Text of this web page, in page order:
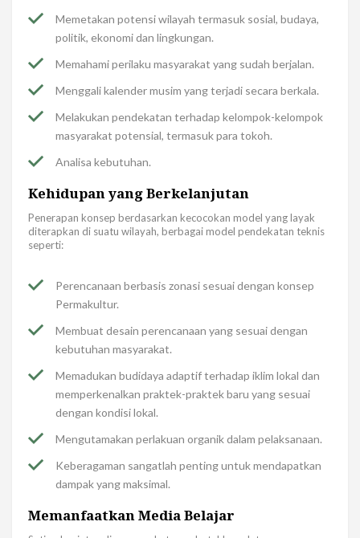
Memetakan potensi wilayah termasuk sosial, budaya,
politik, ekonomi dan lingkungan.
Memahami perilaku masyarakat yang sudah berjalan.
Menggali kalender musim yang terjadi secara berkala.
Melakukan pendekatan terhadap kelompok-kelompok
masyarakat potensial, termasuk para tokoh.
Analisa kebutuhan.
Kehidupan yang Berkelanjutan
Penerapan konsep berdasarkan kecocokan model yang layak
diterapkan di suatu wilayah, berbagai model pendekatan teknis
seperti:
Perencanaan berbasis zonasi sesuai dengan konsep
Permakultur.
Membuat desain perencanaan yang sesuai dengan
kebutuhan masyarakat.
Memadukan budidaya adaptif terhadap iklim lokal dan
memperkenalkan praktek-praktek baru yang sesuai
dengan kondisi lokal.
Mengutamakan perlakuan organik dalam pelaksanaan.
Keberagaman sangatlah penting untuk mendapatkan
dampak yang maksimal.
Memanfaatkan Media Belajar